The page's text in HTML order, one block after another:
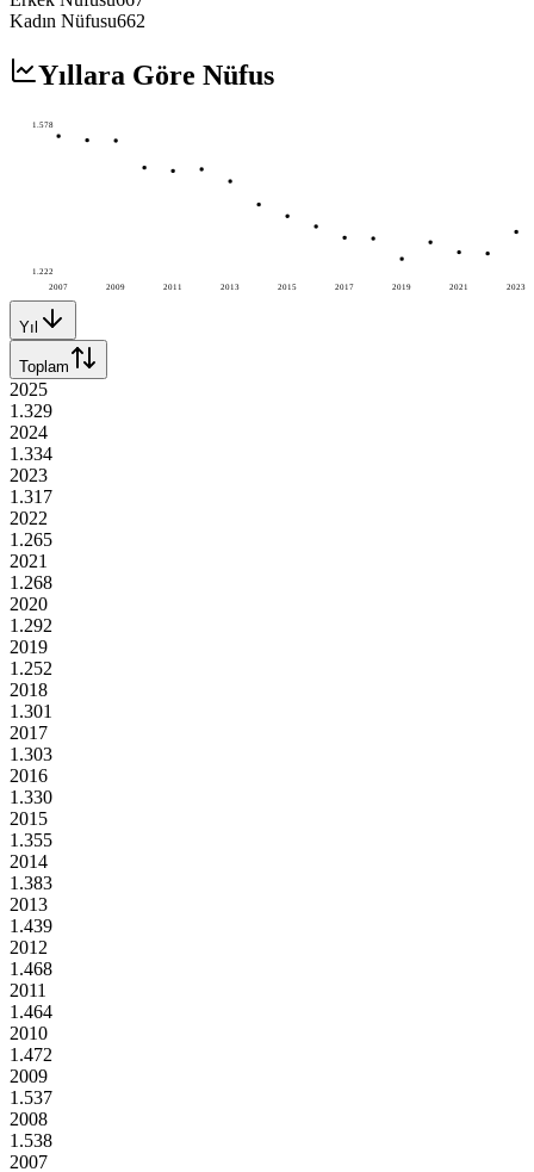
Kadın Nüfusu662
Yıllara Göre Nüfus
2007 2009 2011 2013 2015 2017 2019 2021 2023
1.578
1.222
Yıl
Toplam
2025
1.329
2024
1.334
2023
1.317
2022
1.265
2021
1.268
2020
1.292
2019
1.252
2018
1.301
2017
1.303
2016
1.330
2015
1.355
2014
1.383
2013
1.439
2012
1.468
2011
1.464
2010
1.472
2009
1.537
2008
1.538
2007